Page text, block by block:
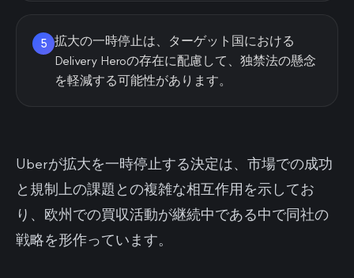
5 拡大の一時停止は、ターゲット国における
Delivery Heroの存在に配慮して、独禁法の懸念
を軽減する可能性があります。
Uberが拡大を一時停止する決定は、市場での成功
と規制上の課題との複雑な相互作用を示してお
り、欧州での買収活動が継続中である中で同社の
戦略を形作っています。